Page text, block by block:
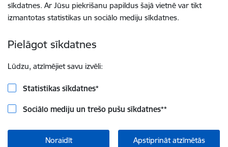
sīkdatnes. Ar Jūsu piekrišanu papildus šajā vietnē var tikt
izmantotas statistikas un sociālo mediju sīkdatnes.
Pielāgot sīkdatnes
Lūdzu, atzīmējiet savu izvēli:
Statistikas sīkdatnes*
Sociālo mediju un trešo pušu sīkdatnes**
Noraidīt Apstiprināt atzīmētās